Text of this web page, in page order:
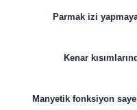
Parmak izi
Kenar
Manyetik fonksiyon